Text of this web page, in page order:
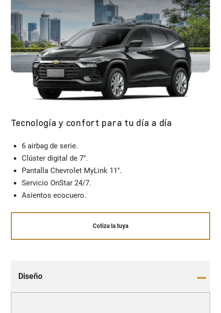
Tecnología y confort para tu día a día
6 airbag de serie.
Clúster digital de 7".
Pantalla Chevrolet MyLink 11".
Servicio OnStar 24/7.
Asientos ecocuero.
Cotiza la tuya
Diseño